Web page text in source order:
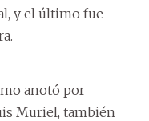
y el último fue
anotó por
Muriel, también